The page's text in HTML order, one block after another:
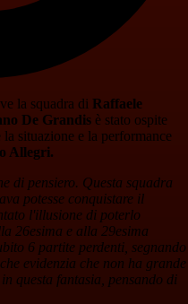
la squadra di Raffaele
De Grandis è stato ospite
situazione e la performance
Allegri.
di pensiero. Questa squadra
potesse conquistare il
l'illusione di poterlo
26esima e alla 29esima
6 partite perdenti, segnando
evidenzia che non ha grande
questa fantasia, pensando di